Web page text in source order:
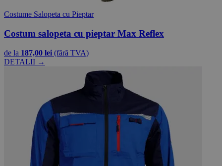
Costume Salopeta cu Pieptar
Costum salopeta cu pieptar Max Reflex
de la 187,00 lei (fără TVA)
DETALII →